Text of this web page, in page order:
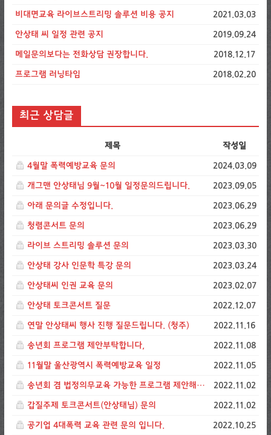
비대면교육 라이브스트리밍 솔루션 비용 공지 2021.03.03
안상태 씨 일정 관련 공지 2019.09.24
메일문의보다는 전화상담 권장합니다. 2018.12.17
프로그램 러닝타임 2018.02.20
최근 상담글
제목 작성일
4월말 폭력예방교육 문의 2024.03.09
개그맨 안상태님 9월~10월 일정문의드립니다. 2023.09.05
아래 문의글 수정입니다. 2023.06.29
청렴콘서트 문의 2023.06.29
라이브 스트리밍 솔루션 문의 2023.03.30
안상태 강사 인문학 특강 문의 2023.03.24
안상태씨 인권 교육 문의 2023.02.07
안상태 토크콘서트 질문 2022.12.07
연말 안상태씨 행사 진행 질문드립니다. (청주) 2022.11.16
송년회 프로그램 제안부탁합니다, 2022.11.08
11월말 울산광역시 폭력예방교육 일정 2022.11.05
송년회 겸 법정의무교육 가능한 프로그램 제안해주세요 2022.11.02
갑질주제 토크콘서트(안상태님) 문의 2022.11.02
공기업 4대폭력 교육 관련 문의 입니다. 2022.10.25